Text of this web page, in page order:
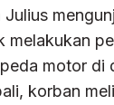
melakukan
motor di
korban